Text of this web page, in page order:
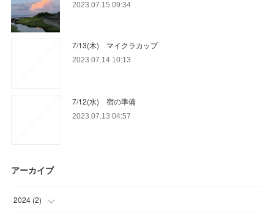
2023.07.15 09:34
7/13(木) マイクラカップ
2023.07.14 10:13
7/12(水) 宿の準備
2023.07.13 04:57
アーカイブ
2024 (2)